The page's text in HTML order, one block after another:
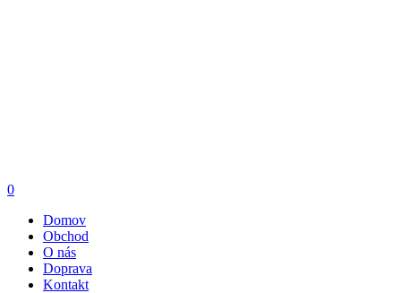
0
Domov
Obchod
O nás
Doprava
Kontakt